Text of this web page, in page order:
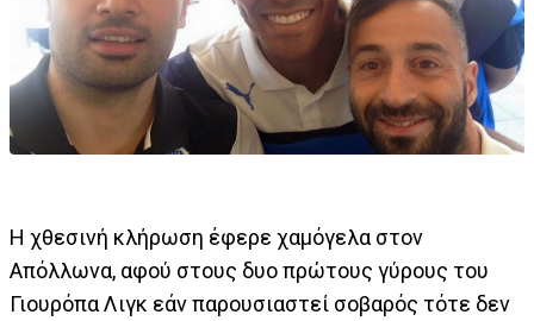
Η χθεσινή κλήρωση έφερε χαμόγελα στον
Απόλλωνα, αφού στους δυο πρώτους γύρους του
Γιουρόπα Λιγκ εάν παρουσιαστεί σοβαρός τότε δεν